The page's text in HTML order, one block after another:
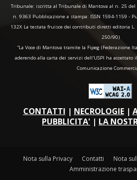
Tribunale: iscritta al Tribunale di Mantova al n. 25
n. 9363 Pubblicazione a stampa: ISSN 1594-1159 -
132X La testata fruisce dei contributi diretti editoria
250/90)
“La Voce di Mantova tramite la Fipeg (Federazione
aderendo alla carta dei servizi dell'USPI ha accettato
Comunicazione
CONTATTI | NECROLOGIE|
PUBBLICITA' | LA
Nota sulla Privacy Contatti
Nota
Amministrazione